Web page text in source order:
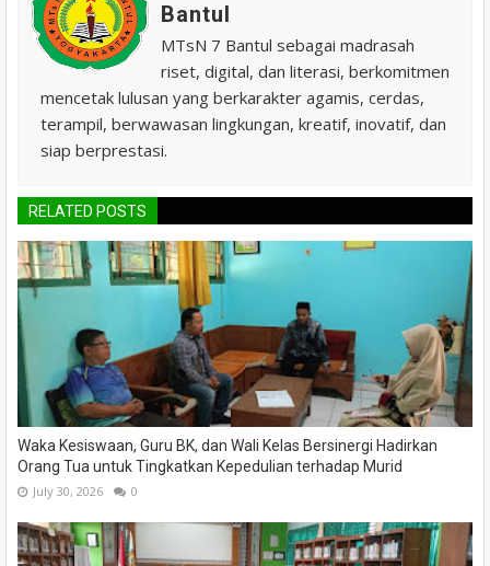
Bantul
MTsN 7 Bantul sebagai madrasah
riset, digital, dan literasi, berkomitmen
mencetak lulusan yang berkarakter agamis, cerdas,
terampil, berwawasan lingkungan, kreatif, inovatif, dan
siap berprestasi.
RELATED POSTS
Waka Kesiswaan, Guru BK, dan Wali Kelas Bersinergi Hadirkan
Orang Tua untuk Tingkatkan Kepedulian terhadap Murid
July 30, 2026 0